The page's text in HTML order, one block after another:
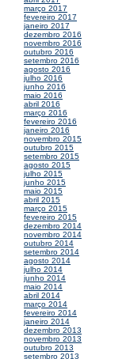
março 2017
fevereiro 2017
janeiro 2017
dezembro 2016
novembro 2016
outubro 2016
setembro 2016
agosto 2016
julho 2016
junho 2016
maio 2016
abril 2016
março 2016
fevereiro 2016
janeiro 2016
novembro 2015
outubro 2015
setembro 2015
agosto 2015
julho 2015
junho 2015
maio 2015
abril 2015
março 2015
fevereiro 2015
dezembro 2014
novembro 2014
outubro 2014
setembro 2014
agosto 2014
julho 2014
junho 2014
maio 2014
abril 2014
março 2014
fevereiro 2014
janeiro 2014
dezembro 2013
novembro 2013
outubro 2013
setembro 2013